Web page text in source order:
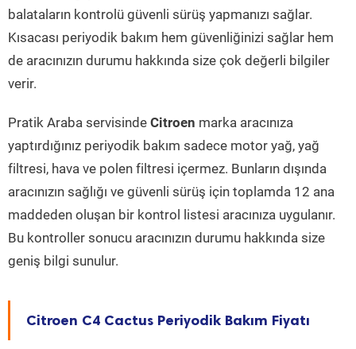
balataların kontrolü güvenli sürüş yapmanızı sağlar.
Kısacası periyodik bakım hem güvenliğinizi sağlar hem
de aracınızın durumu hakkında size çok değerli bilgiler
verir.
Pratik Araba servisinde Citroen marka aracınıza
yaptırdığınız periyodik bakım sadece motor yağ, yağ
filtresi, hava ve polen filtresi içermez. Bunların dışında
aracınızın sağlığı ve güvenli sürüş için toplamda 12 ana
maddeden oluşan bir kontrol listesi aracınıza uygulanır.
Bu kontroller sonucu aracınızın durumu hakkında size
geniş bilgi sunulur.
Citroen C4 Cactus Periyodik Bakım Fiyatı